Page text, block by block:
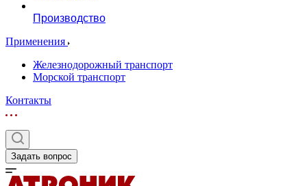
Производство
Применения
Железнодорожный транспорт
Морской транспорт
Контакты
Задать вопрос